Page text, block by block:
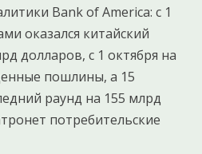
Bank of America: с 1
оказался китайский
долларов, с 1 октября на
пошлины, а 15
раунд на 155 млрд
потребительские